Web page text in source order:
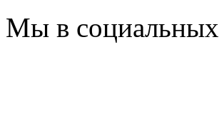
Мы в социальных